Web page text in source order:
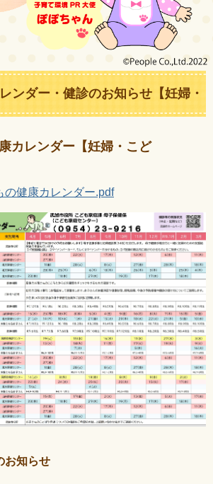
ンダー・健診のお知らせ【妊婦・
カレンダー【妊婦・こど
健康カレンダー.pdf
お知らせ